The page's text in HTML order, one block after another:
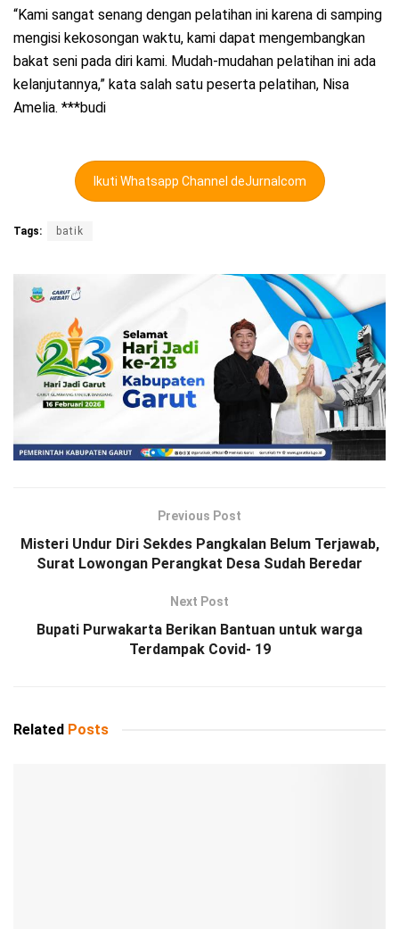
“Kami sangat senang dengan pelatihan ini karena di samping
mengisi kekosongan waktu, kami dapat mengembangkan
bakat seni pada diri kami. Mudah-mudahan pelatihan ini ada
kelanjutannya,” kata salah satu peserta pelatihan, Nisa
Amelia. ***budi
Ikuti Whatsapp Channel deJurnalcom
Tags: batik
Previous Post
Misteri Undur Diri Sekdes Pangkalan Belum Terjawab,
Surat Lowongan Perangkat Desa Sudah Beredar
Next Post
Bupati Purwakarta Berikan Bantuan untuk warga
Terdampak Covid- 19
Related Posts